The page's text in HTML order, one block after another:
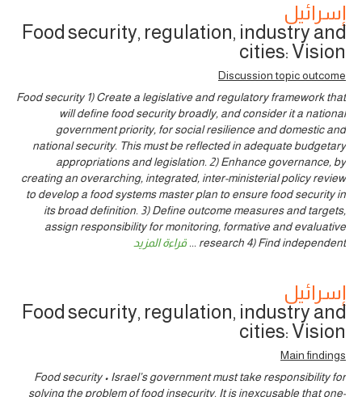
إسرائيل
Food security, regulation, industry and
cities: Vision
Discussion topic outcome
Food security 1) Create a legislative and regulatory framework that
will define food security broadly, and consider it a national
government priority, for social resilience and domestic and
national security. This must be reflected in adequate budgetary
appropriations and legislation. 2) Enhance governance, by
creating an overarching, integrated, inter-ministerial policy review
to develop a food systems master plan to ensure food security in
its broad definition. 3) Define outcome measures and targets,
assign responsibility for monitoring, formative and evaluative
research 4) Find independent
... قراءة المزيد
إسرائيل
Food security, regulation, industry and
cities: Vision
Main findings
Food security • Israel’s government must take responsibility for
solving the problem of food insecurity. It is inexcusable that one-